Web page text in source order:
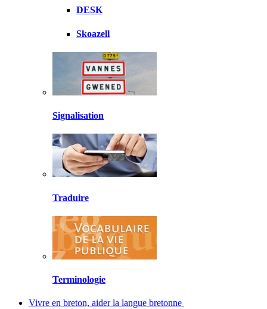
DESK
Skoazell
Signalisation
Traduire
Terminologie
Vivre en breton, aider la langue bretonne